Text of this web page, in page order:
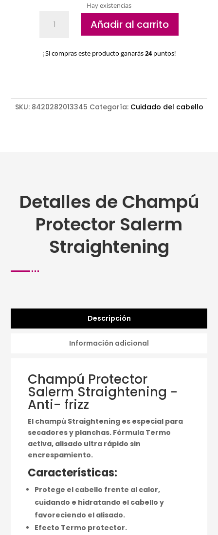
Hay existencias
Protector
Straightening
Añadir al carrito
¡ Si compras este producto ganarás24puntos!
SKU: 8420282013345 Categoría: Cuidado del cabello
Detalles de Champú
Protector Salerm
Straightening
Descripción
Información adicional
Champú Protector
Salerm Straightening -
Anti- frizz
El champú Straightening es especial para
secadores y planchas. Fórmula Termo
activa, alisado ultra rápido sin
encrespamiento.
Características:
Protege el cabello frente al calor,
cuidando e hidratando el cabello y
favoreciendo el alisado.
Efecto Termo protector.